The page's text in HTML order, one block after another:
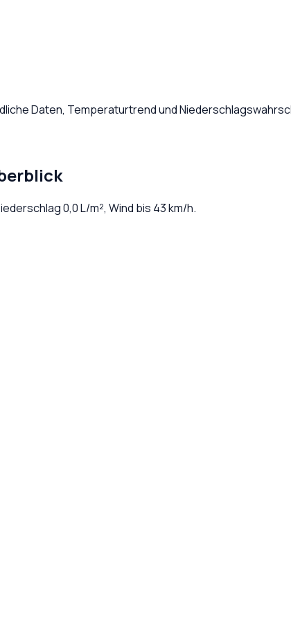
Daten, Temperaturtrend und
0,0L/m², Wind bis 43km/h.